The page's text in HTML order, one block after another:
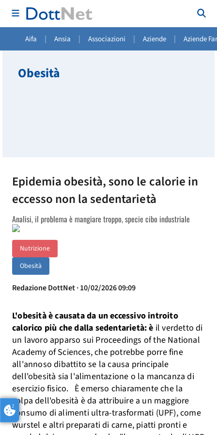
Aifa | Ansia | Associazioni | Aziende | Aziende
Obesità
Epidemia obesità, sono le calorie in
eccesso non la sedentarietà
Analisi, il problema è mangiare troppo, specie cibo industriale
Nutrizione
Obesità
Redazione DottNet · 10/02/2026 09:09
L'obesità è causata da un eccessivo introito
calorico più che dalla sedentarietà: è il verdetto di
un lavoro apparso sui Proceedings of the National
Academy of Sciences, che potrebbe porre fine
all'annoso dibattito se la causa principale
dell'obesità sia l'alimentazione o la mancanza di
esercizio fisico. È emerso chiaramente che la
colpa dell'obesità è da attribuire a un maggiore
consumo di alimenti ultra-trasformati (UPF), come
wurstel e altri preparati di carne, piatti pronti e